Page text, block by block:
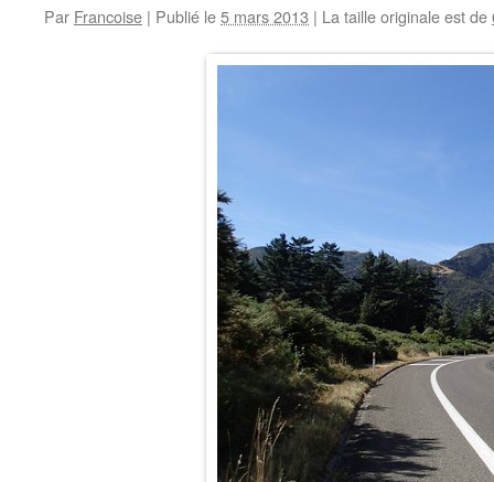
Par Francoise | Publié le5 mars 2013 | La taille originale est de